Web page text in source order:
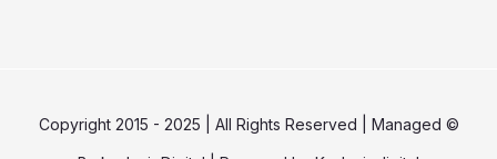
© Copyright 2015 - 2025 | All Rights Reserved | Managed